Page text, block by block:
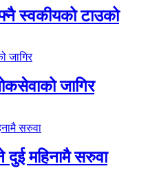
स्वकीयको टाउको
जागिर
दुई महिनामै सरुवा